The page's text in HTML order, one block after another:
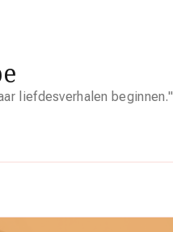
liefdesverhalen beginnen."